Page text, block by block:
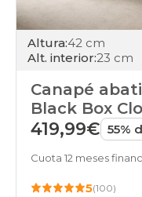
Altura:42 cm
Alt. interior:23 cm
Canapé
Black Box
419,99€ 55%
Cuota 12 meses
5(100)